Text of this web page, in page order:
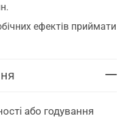
ефектів приймати
або годування